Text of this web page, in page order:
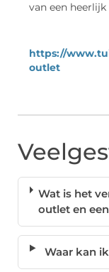
van een
https://
outlet
Wat is het
outlet en
Waar kan